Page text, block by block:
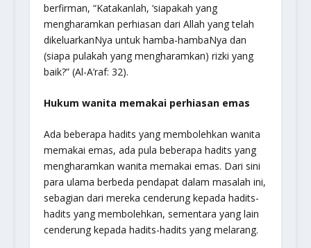
berfirman, “Katakanlah, ‘siapakah yang
mengharamkan perhiasan dari Allah yang telah
dikeluarkanNya untuk hamba-hambaNya dan
(siapa pulakah yang mengharamkan) rizki yang
baik?” (Al-A’raf: 32).
Hukum wanita memakai perhiasan emas
Ada beberapa hadits yang membolehkan wanita
memakai emas, ada pula beberapa hadits yang
mengharamkan wanita memakai emas. Dari sini
para ulama berbeda pendapat dalam masalah ini,
sebagian dari mereka cenderung kepada hadits-
hadits yang membolehkan, sementara yang lain
cenderung kepada hadits-hadits yang melarang.